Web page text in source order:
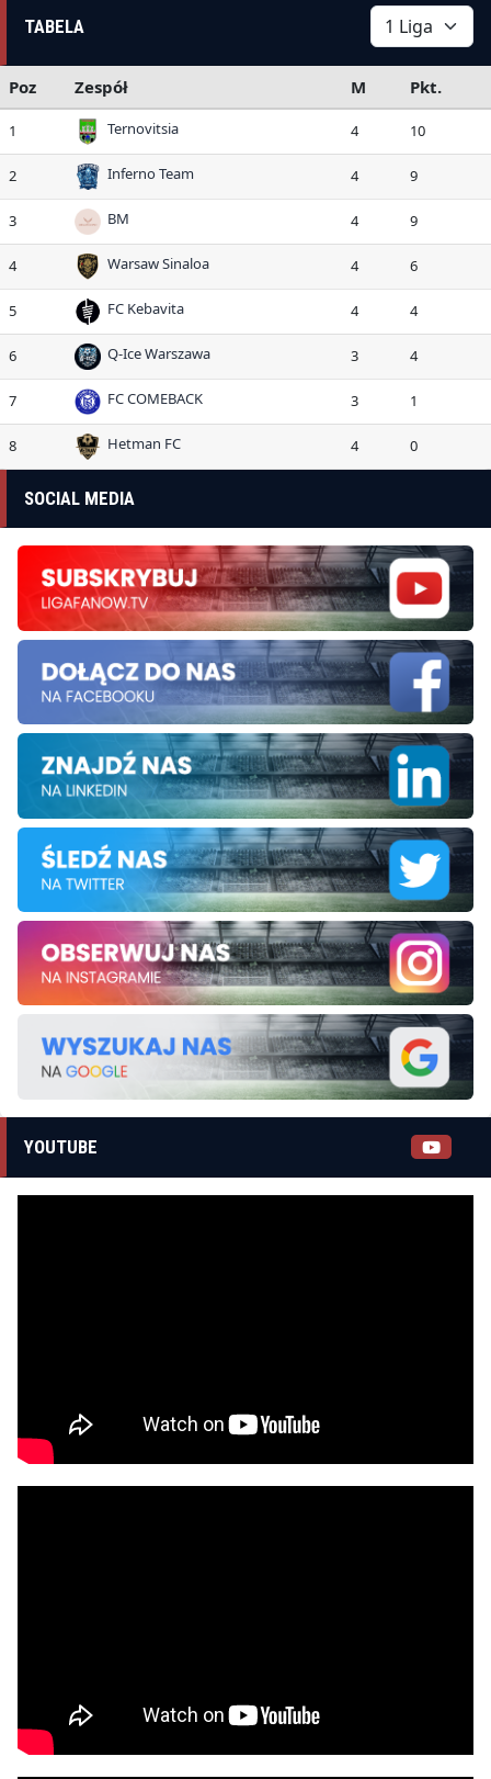
TABELA
Poz Zespół M Pkt.
1 Ternovitsia 4 10
2 Inferno Team 4 9
3 BM 4 9
4 Warsaw Sinaloa 4 6
5 FC Kebavita 4 4
6 Q-Ice Warszawa 3 4
7 FC COMEBACK 3 1
8 Hetman FC 4 0
SOCIAL MEDIA
YOUTUBE